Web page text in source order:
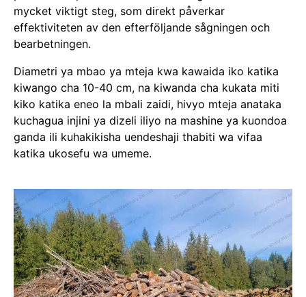
mycket viktigt steg, som direkt påverkar
effektiviteten av den efterföljande sågningen och
bearbetningen.
Diametri ya mbao ya mteja kwa kawaida iko katika
kiwango cha 10-40 cm, na kiwanda cha kukata miti
kiko katika eneo la mbali zaidi, hivyo mteja anataka
kuchagua injini ya dizeli iliyo na mashine ya kuondoa
ganda ili kuhakikisha uendeshaji thabiti wa vifaa
katika ukosefu wa umeme.